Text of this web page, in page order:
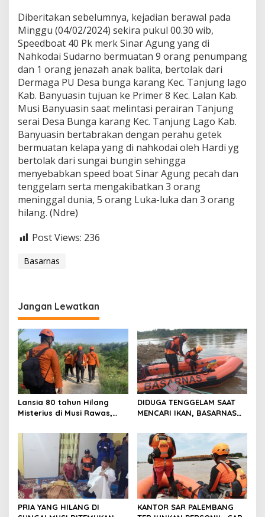
a
n
P
e
r
a
h
u
G
e
t
e
k
Diberitakan sebelumnya, kejadian berawal pada
Minggu (04/02/2024) sekira pukul 00.30 wib,
Speedboat 40 Pk merk Sinar Agung yang di
Nahkodai Sudarno bermuatan 9 orang penumpang
dan 1 orang jenazah anak balita, bertolak dari
Dermaga PU Desa bunga karang Kec. Tanjung lago
Kab. Banyuasin tujuan ke Primer 8 Kec. Lalan Kab.
Musi Banyuasin saat melintasi perairan Tanjung
serai Desa Bunga karang Kec. Tanjung Lago Kab.
Banyuasin bertabrakan dengan perahu getek
bermuatan kelapa yang di nahkodai oleh Hardi yg
bertolak dari sungai bungin sehingga
menyebabkan speed boat Sinar Agung pecah dan
tenggelam serta mengakibatkan 3 orang
meninggal dunia, 5 orang Luka-luka dan 3 orang
hilang. (Ndre)
Post Views: 236
Basarnas
Jangan Lewatkan
Lansia 80 tahun Hilang
Misterius di Musi Rawas,
Pencarian
DIDUGA TENGGELAM SAAT
MENCARI IKAN, BASARNAS
PRIA YANG HILANG DI
KANTOR SAR PALEMBANG